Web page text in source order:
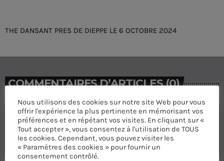
THE DANSANT PRES DE DIEPPE LE 6 OCTOBRE 2024
COMMENTAIRES D’ARTICLES (0)
Laisser une réponse
Vous devez être connecté pour ajouter un commentaire.
Connectez-vous maintenant
Nous utilisons des cookies sur notre site Web pour vous
offrir l'expérience la plus pertinente en mémorisant vos
préférences et en répétant vos visites. En cliquant sur «
Tout accepter », vous consentez à l'utilisation de TOUS
les cookies. Cependant, vous pouvez visiter les
« Paramètres des cookies » pour fournir un
consentement contrôlé.